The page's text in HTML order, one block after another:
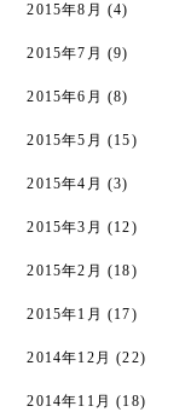
2015年8月 (4)
2015年7月 (9)
2015年6月 (8)
2015年5月 (15)
2015年4月 (3)
2015年3月 (12)
2015年2月 (18)
2015年1月 (17)
2014年12月 (22)
2014年11月 (18)